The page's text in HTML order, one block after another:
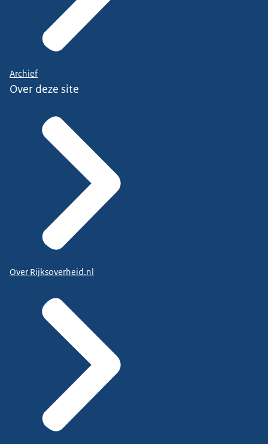
Archief
Over deze site
Over Rijksoverheid.nl